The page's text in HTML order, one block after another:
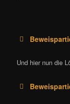
Und hier nun die